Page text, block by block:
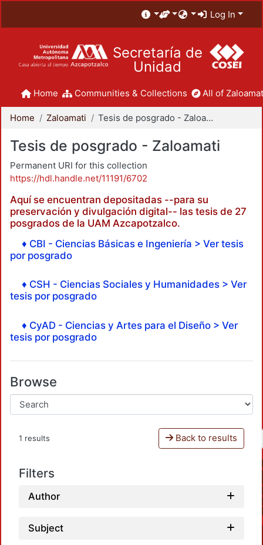
Log In
Secretaría de
Unidad
Home Communities & Collections All of
Home Zaloamati Tesis de posgrado - Zaloamati
Tesis de posgrado - Zaloamati
Permanent URI for this collection
https://hdl.handle.net/11191/6702
Aquí se encuentran depositadas --para su
preservación y divulgación digital-- las tesis de 27
posgrados de la UAM Azcapotzalco.
♦ CBI - Ciencias Básicas e Ingeniería > Ver tesis
por posgrado
♦ CSH - Ciencias Sociales y Humanidades > Ver
tesis por posgrado
♦ CyAD - Ciencias y Artes para el Diseño > Ver
tesis por posgrado
Browse
1 results Back to results
Filters
Author
Subject